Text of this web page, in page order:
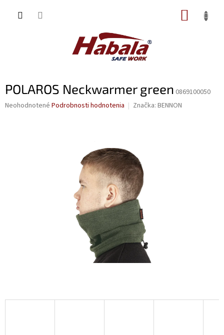
POLAROS Neckwarmer green 0869100050
Priemerné
Neohodnotené Podrobnosti hodnotenia Značka: BENNON